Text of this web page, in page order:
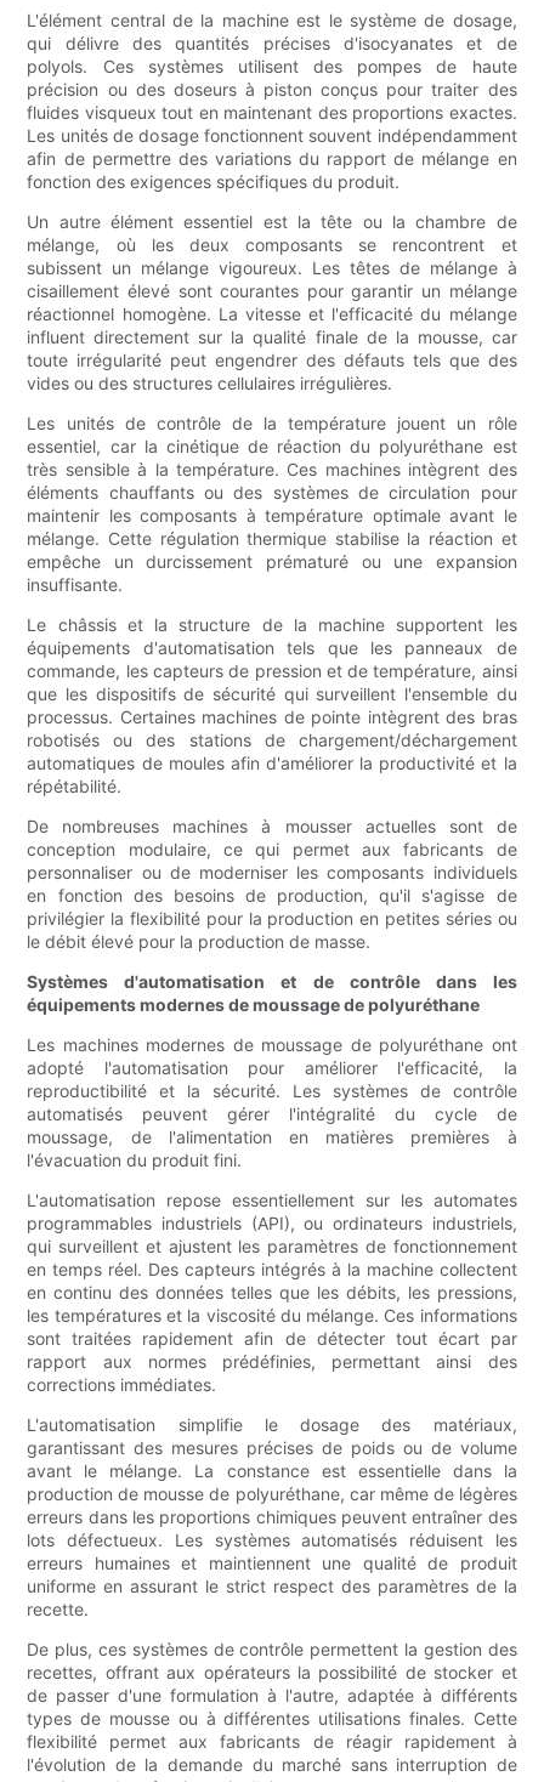
L'élément central de la machine est le système de dosage,
qui délivre des quantités précises d'isocyanates et de
polyols. Ces systèmes utilisent des pompes de haute
précision ou des doseurs à piston conçus pour traiter des
fluides visqueux tout en maintenant des proportions exactes.
Les unités de dosage fonctionnent souvent indépendamment
afin de permettre des variations du rapport de mélange en
fonction des exigences spécifiques du produit.
Un autre élément essentiel est la tête ou la chambre de
mélange, où les deux composants se rencontrent et
subissent un mélange vigoureux. Les têtes de mélange à
cisaillement élevé sont courantes pour garantir un mélange
réactionnel homogène. La vitesse et l'efficacité du mélange
influent directement sur la qualité finale de la mousse, car
toute irrégularité peut engendrer des défauts tels que des
vides ou des structures cellulaires irrégulières.
Les unités de contrôle de la température jouent un rôle
essentiel, car la cinétique de réaction du polyuréthane est
très sensible à la température. Ces machines intègrent des
éléments chauffants ou des systèmes de circulation pour
maintenir les composants à température optimale avant le
mélange. Cette régulation thermique stabilise la réaction et
empêche un durcissement prématuré ou une expansion
insuffisante.
Le châssis et la structure de la machine supportent les
équipements d'automatisation tels que les panneaux de
commande, les capteurs de pression et de température, ainsi
que les dispositifs de sécurité qui surveillent l'ensemble du
processus. Certaines machines de pointe intègrent des bras
robotisés ou des stations de chargement/déchargement
automatiques de moules afin d'améliorer la productivité et la
répétabilité.
De nombreuses machines à mousser actuelles sont de
conception modulaire, ce qui permet aux fabricants de
personnaliser ou de moderniser les composants individuels
en fonction des besoins de production, qu'il s'agisse de
privilégier la flexibilité pour la production en petites séries ou
le débit élevé pour la production de masse.
Systèmes d'automatisation et de contrôle dans les
équipements modernes de moussage de polyuréthane
Les machines modernes de moussage de polyuréthane ont
adopté l'automatisation pour améliorer l'efficacité, la
reproductibilité et la sécurité. Les systèmes de contrôle
automatisés peuvent gérer l'intégralité du cycle de
moussage, de l'alimentation en matières premières à
l'évacuation du produit fini.
L'automatisation repose essentiellement sur les automates
programmables industriels (API), ou ordinateurs industriels,
qui surveillent et ajustent les paramètres de fonctionnement
en temps réel. Des capteurs intégrés à la machine collectent
en continu des données telles que les débits, les pressions,
les températures et la viscosité du mélange. Ces informations
sont traitées rapidement afin de détecter tout écart par
rapport aux normes prédéfinies, permettant ainsi des
corrections immédiates.
L'automatisation simplifie le dosage des matériaux,
garantissant des mesures précises de poids ou de volume
avant le mélange. La constance est essentielle dans la
production de mousse de polyuréthane, car même de légères
erreurs dans les proportions chimiques peuvent entraîner des
lots défectueux. Les systèmes automatisés réduisent les
erreurs humaines et maintiennent une qualité de produit
uniforme en assurant le strict respect des paramètres de la
recette.
De plus, ces systèmes de contrôle permettent la gestion des
recettes, offrant aux opérateurs la possibilité de stocker et
de passer d'une formulation à l'autre, adaptée à différents
types de mousse ou à différentes utilisations finales. Cette
flexibilité permet aux fabricants de réagir rapidement à
l'évolution de la demande du marché sans interruption de